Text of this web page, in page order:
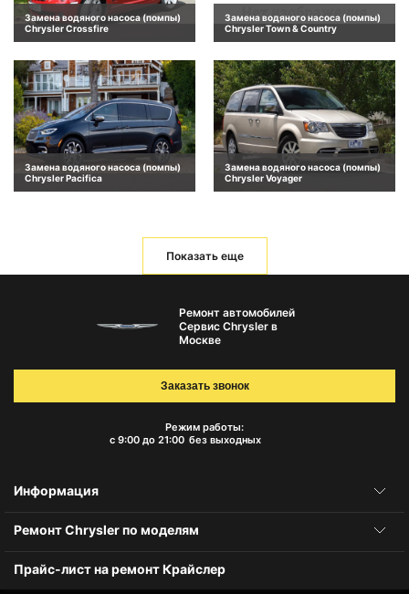
Замена водяного насоса (помпы)
Chrysler Crossfire
Замена водяного насоса (помпы)
Chrysler Town & Country
Замена водяного насоса (помпы)
Chrysler Pacifica
Замена водяного насоса (помпы)
Chrysler Voyager
Показать еще
Ремонт автомобилей
Сервис Chrysler в
Москве
Режим работы:
с 9:00 до 21:00 без выходных
Заказать звонок
Информация
Ремонт Chrysler по моделям
Прайс-лист на ремонт Крайслер